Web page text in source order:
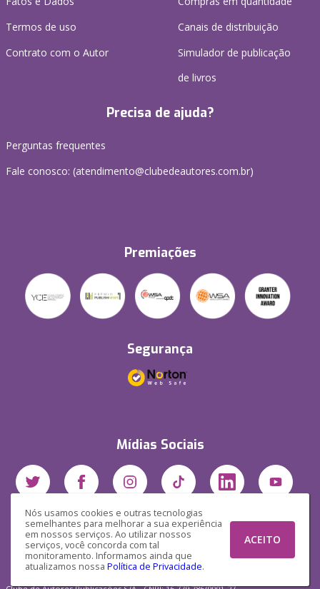
Nós usamos cookies e outras tecnologias
semelhantes para melhorar a sua experiência
em nossos serviços. Ao utilizar nossos
serviços, você concorda com tal
monitoramento. Informamos ainda que
atualizamos nossa Política de Privacidade.
ACEITO
Termos de uso
Contrato com o Autor
Canais de distribuição
Simulador de publicação
de livros
Precisa de ajuda?
Perguntas frequentes
Fale conosco: (atendimento@clubedeautores.com.br)
Premiações
Segurança
Mídias Sociais